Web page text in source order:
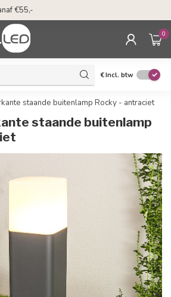
€55,-
0
€Incl. btw
staande buitenlamp Rocky - antraciet
staande buitenlamp